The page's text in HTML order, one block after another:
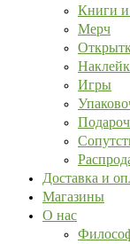
Книги
Мерч
Игры
Доставка и
Магазины
О нас